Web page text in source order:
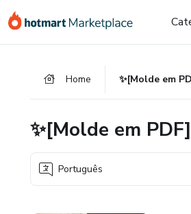
para
para
para
Home
✨[Molde em
Português